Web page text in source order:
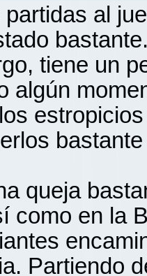
al
tiene un
algún
queja
como en la
Partiendo